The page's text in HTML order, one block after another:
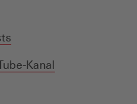
einem
Kanal